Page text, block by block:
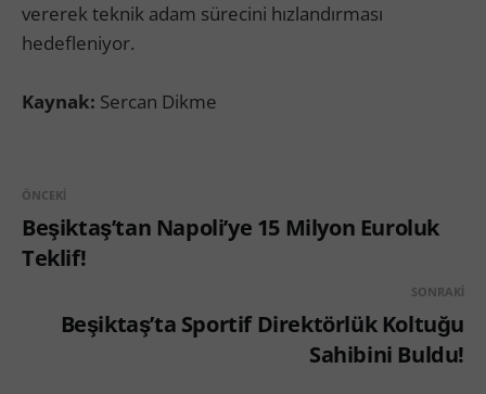
vererek teknik adam sürecini hızlandırması
hedefleniyor.
Kaynak: Sercan Dikme
ÖNCEKI
Beşiktaş’tan Napoli’ye 15 Milyon Euroluk
Teklif!
SONRAKI
Beşiktaş’ta Sportif Direktörlük Koltuğu
Sahibini Buldu!